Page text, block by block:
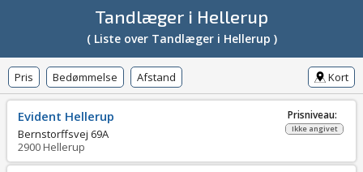
Tandlæger i Hellerup
( Liste over Tandlæger i Hellerup )
Pris Bedømmelse Afstand Kort
Evident Hellerup
Bernstorffsvej 69A
2900Hellerup
Prisniveau:
Ikke angivet